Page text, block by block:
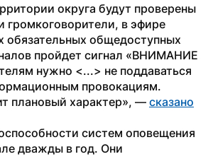
округа будут проверены
громкоговорители, в эфире
обязательных общедоступных
пройдет сигнал «ВНИМАНИЕ
нужно <...> не поддаваться
провокациям.
плановый характер», — сказано
систем оповещения
дважды в год. Они